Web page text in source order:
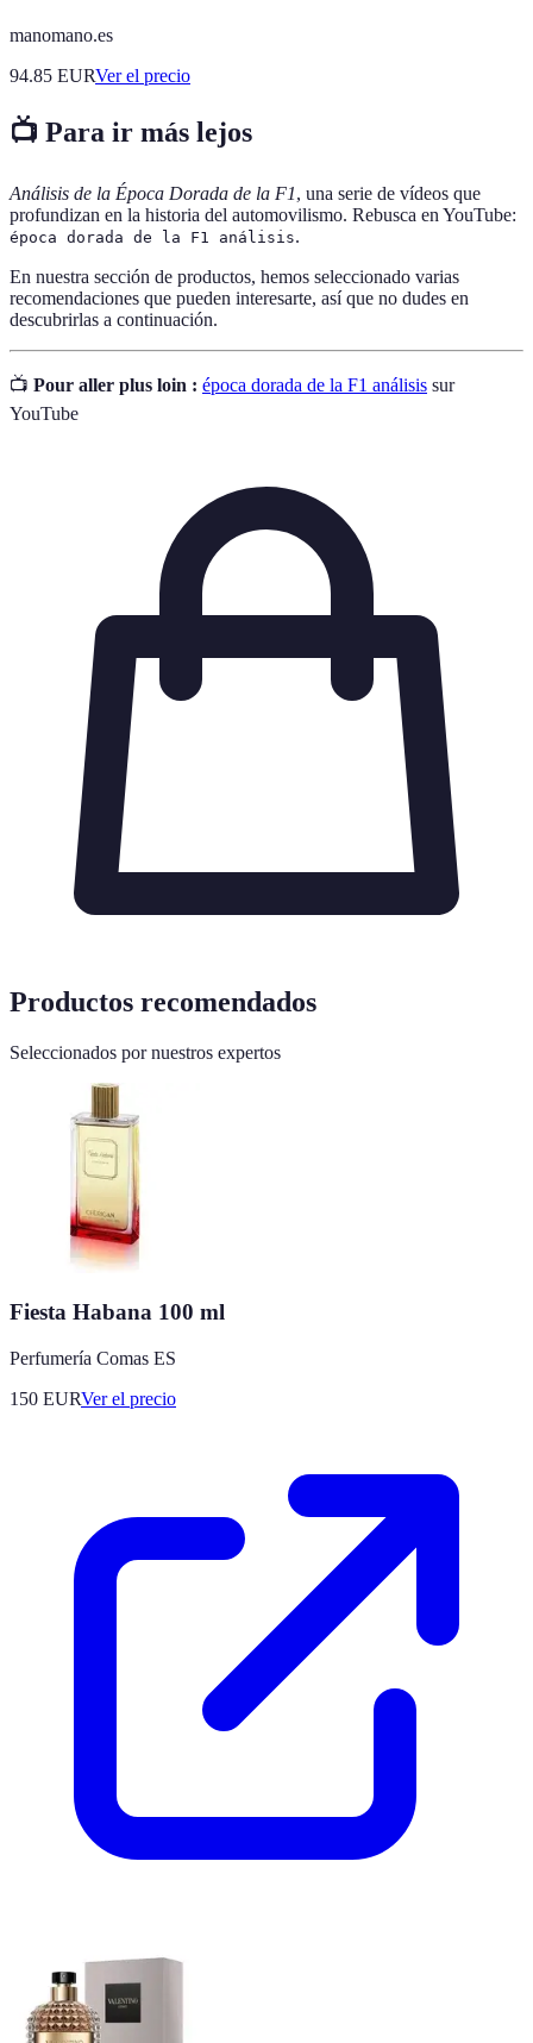
manomano.es
94.85 EURVer el precio
📺 Para ir más lejos
Análisis de la Época Dorada de la F1, una serie de vídeos que
profundizan en la historia del automovilismo. Rebusca en YouTube:
época dorada de la F1 análisis.
En nuestra sección de productos, hemos seleccionado varias
recomendaciones que pueden interesarte, así que no dudes en
descubrirlas a continuación.
📺 Pour aller plus loin : época dorada de la F1 análisis sur
YouTube
Productos recomendados
Seleccionados por nuestros expertos
Fiesta Habana 100 ml
Perfumería Comas ES
150 EURVer el precio